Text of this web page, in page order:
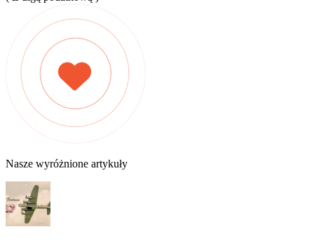
Nasze wyróżnione artykuły